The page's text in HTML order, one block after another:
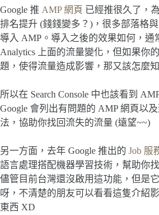
Google 推 AMP 網頁 已經推很久了，
排名提升 (錢錢變多？)，很多部落格
導入 AMP。導入之後的效果如何，通
Analytics 上面的流量變化，但如果你
題，使得流量造成影響，那又該怎麼
所以在 Search Console 中也該看到
Google 會列出有問題的 AMP 網頁以
法，協助你找回流失的流量 (遠望~~)
另一方面，去年 Google 推出的 Job 服
語言處理搭配機器學習技術，幫助你
儘管目前台灣還沒啟用這功能，但是
呀，不清楚的朋友可以看看這隻介紹
東西 XD